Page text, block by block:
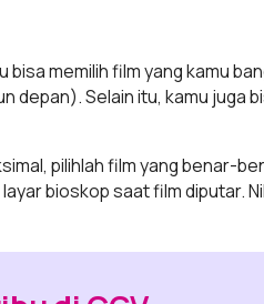
memilih film yang kamu
depan). Selain itu, kamu juga
pilihlah film yang benar-
bioskop saat film diputar.